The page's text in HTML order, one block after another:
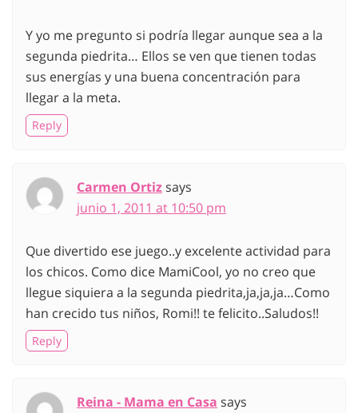
Y yo me pregunto si podría llegar aunque sea a la
segunda piedrita… Ellos se ven que tienen todas
sus energías y una buena concentración para
llegar a la meta.
Reply
Carmen Ortizsays
junio 1, 2011 at 10:50 pm
Que divertido ese juego..y excelente actividad para
los chicos. Como dice MamiCool, yo no creo que
llegue siquiera a la segunda piedrita,ja,ja,ja…Como
han crecido tus niños, Romi!! te felicito..Saludos!!
Reply
Reina - Mama en Casa says